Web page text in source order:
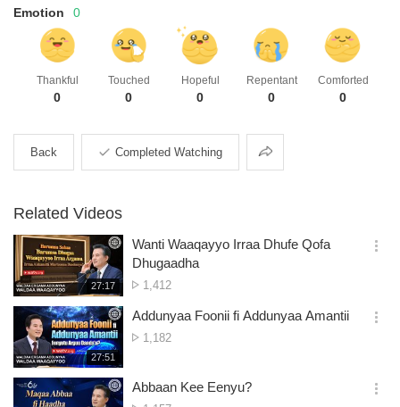
Emotion 0
Thankful
0
Touched
0
Hopeful
0
Repentant
0
Comforted
0
Back Completed Watching Share
Related Videos
재
생
시
간
27:17
Wanti Waaqayyo Irraa Dhufe Qofa
Dhugaadha
No.
views
1,412
옵
기
재
생
시
간
27:51
Addunyaa Foonii fi Addunyaa Amantii
No.
1,182
옵
기
Abbaan Kee Eenyu?
옵